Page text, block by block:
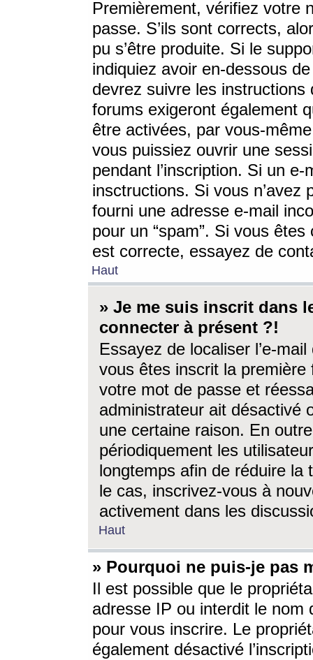
Premièrement, vérifiez votre
passe. S’ils sont corrects,
pu s’être produite. Si le
indiquiez avoir en-dessous
devrez suivre les
forums exigeront également
être activées, par vous-
vous puissiez ouvrir une
pendant l’inscription. Si un
insctructions. Si vous n’avez
fourni une adresse e-mail
pour un “spam”. Si vous
est correcte, essayez de
Haut
» Je me suis inscrit dans
connecter à présent ?!
Essayez de localiser l’e-
vous êtes inscrit la première
votre mot de passe et
administrateur ait désactivé
une certaine raison. En
périodiquement les
longtemps afin de réduire la
le cas, inscrivez-vous à
activement dans les
Haut
» Pourquoi ne puis-je pas
Il est possible que le
adresse IP ou interdit le nom
pour vous inscrire. Le
également désactivé